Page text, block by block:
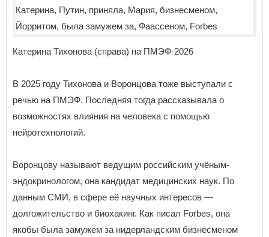
Катерина Тихонова (справа) на ПМЭФ-2026
В 2025 году Тихонова и Воронцова тоже выступали с
речью на ПМЭФ. Последняя тогда рассказывала о
возможностях влияния на человека с помощью
нейротехнологий.
Воронцову называют ведущим российским учёным-
эндокринологом, она кандидат медицинских наук. По
данным СМИ, в сфере её научных интересов —
долгожительство и биохакинг. Как писал Forbes, она
якобы была замужем за нидерландским бизнесменом